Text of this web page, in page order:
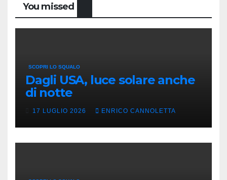
You missed
SCOPRI LO SQUALO
Dagli USA, luce solare anche
di notte
17 LUGLIO 2026 ENRICO CANNOLETTA